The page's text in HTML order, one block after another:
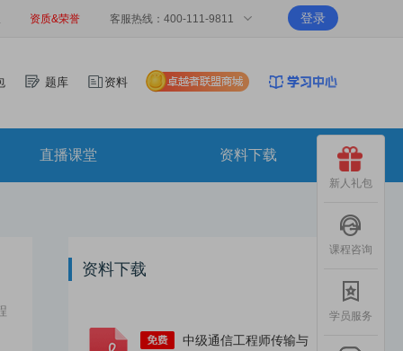
资质&荣誉 客服热线：400-111-9811 登录
题库 资料
直播课堂 资料下载
资料下载
新人礼包
课程咨询
学员服务